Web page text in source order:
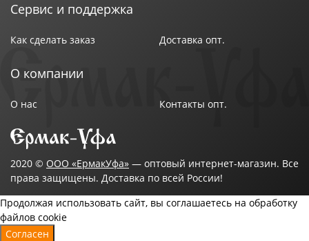
Сервис и поддержка
Как сделать заказ Доставка опт.
О компании
О нас Контакты опт.
2020 © ООО «ЕрмакУфа» — оптовый интернет-магазин. Все
права защищены. Доставка по всей России!
Продолжая использовать сайт, вы соглашаетесь на обработку
файлов cookie
Согласен